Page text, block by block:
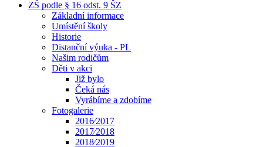
ZŠ podle § 16 odst. 9 ŠZ
Základní informace
Umístění školy
Historie
Distanční výuka - PL
Našim rodičům
Děti v akci
Již bylo
Čeká nás
Vyrábíme a zdobíme
Fotogalerie
2016⁄2017
2017⁄2018
2018⁄2019